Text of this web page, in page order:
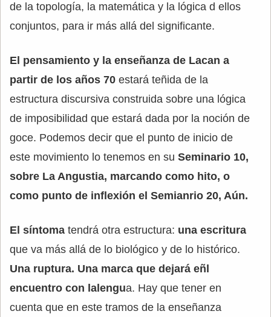
de la topología, la matemática y la lógica d ellos
conjuntos, para ir más allá del significante.
El pensamiento y la enseñanza de Lacan a
partir de los años 70 estará teñida de la
estructura discursiva construida sobre una lógica
de imposibilidad que estará dada por la noción de
goce. Podemos decir que el punto de inicio de
este movimiento lo tenemos en su Seminario 10,
sobre La Angustia, marcando como hito, o
como punto de inflexión el Semianrio 20, Aún.
El síntoma tendrá otra estructura: una escritura
que va más allá de lo biológico y de lo histórico.
Una ruptura. Una marca que dejará eñl
encuentro con lalengua. Hay que tener en
cuenta que en este tramos de la enseñanza